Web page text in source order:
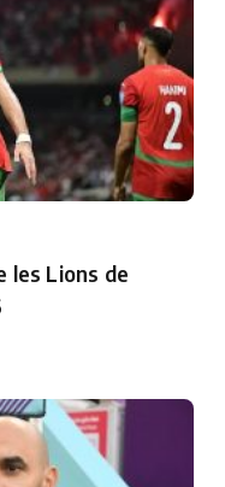
les Lions de